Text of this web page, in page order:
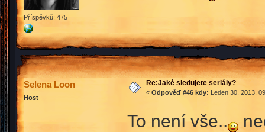
Příspěvků: 475
Selena Loon
Host
Re:Jaké sledujete seriály?
« Odpověď #46 kdy: Leden 30, 2013,
To není vše..